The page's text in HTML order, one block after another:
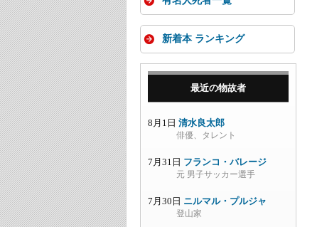
新着本 ランキング
最近の物故者
8月1日 清水良太郎
俳優、タレント
7月31日 フランコ・バレージ
元 男子サッカー選手
7月30日 ニルマル・プルジャ
登山家